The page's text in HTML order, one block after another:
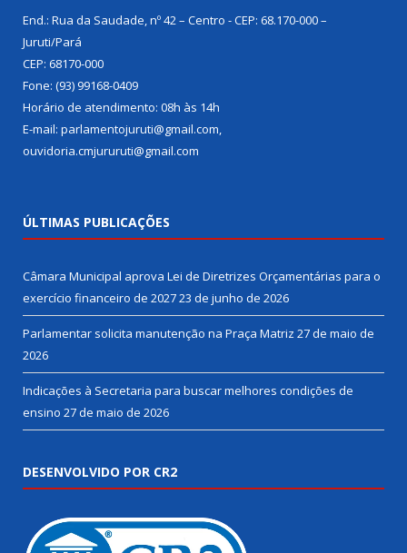
End.: Rua da Saudade, nº 42 – Centro - CEP: 68.170-000 –
Juruti/Pará
CEP: 68170-000
Fone: (93) 99168-0409
Horário de atendimento: 08h às 14h
E-mail: parlamentojuruti@gmail.com,
ouvidoria.cmjururuti@gmail.com
ÚLTIMAS PUBLICAÇÕES
Câmara Municipal aprova Lei de Diretrizes Orçamentárias para o
exercício financeiro de 202723 de junho de 2026
Parlamentar solicita manutenção na Praça Matriz 27 de maio de
2026
Indicações à Secretaria para buscar melhores condições de
ensino 27 de maio de 2026
DESENVOLVIDO POR CR2